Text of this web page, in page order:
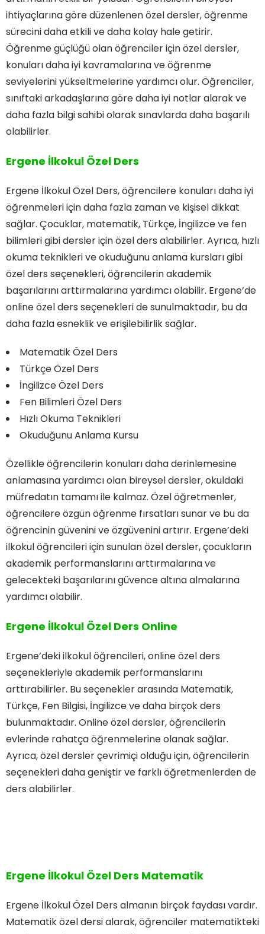
ihtiyaçlarına göre düzenlenen özel dersler, öğrenme
sürecini daha etkili ve daha kolay hale getirir.
Öğrenme güçlüğü olan öğrenciler için özel dersler,
konuları daha iyi kavramalarına ve öğrenme
seviyelerini yükseltmelerine yardımcı olur. Öğrenciler,
sınıftaki arkadaşlarına göre daha iyi notlar alarak ve
daha fazla bilgi sahibi olarak sınavlarda daha başarılı
olabilirler.
Ergene İlkokul Özel Ders
Ergene İlkokul Özel Ders, öğrencilere konuları daha iyi
öğrenmeleri için daha fazla zaman ve kişisel dikkat
sağlar. Çocuklar, matematik, Türkçe, İngilizce ve fen
bilimleri gibi dersler için özel ders alabilirler. Ayrıca, hızlı
okuma teknikleri ve okuduğunu anlama kursları gibi
özel ders seçenekleri, öğrencilerin akademik
başarılarını arttırmalarına yardımcı olabilir. Ergene’de
online özel ders seçenekleri de sunulmaktadır, bu da
daha fazla esneklik ve erişilebilirlik sağlar.
Matematik Özel Ders
Türkçe Özel Ders
İngilizce Özel Ders
Fen Bilimleri Özel Ders
Hızlı Okuma Teknikleri
Okuduğunu Anlama Kursu
Özellikle öğrencilerin konuları daha derinlemesine
anlamasına yardımcı olan bireysel dersler, okuldaki
müfredatın tamamı ile kalmaz. Özel öğretmenler,
öğrencilere özgün öğrenme fırsatları sunar ve bu da
öğrencinin güvenini ve özgüvenini artırır. Ergene’deki
ilkokul öğrencileri için sunulan özel dersler, çocukların
akademik performanslarını arttırmalarına ve
gelecekteki başarılarını güvence altına almalarına
yardımcı olabilir.
Ergene İlkokul Özel Ders Online
Ergene’deki ilkokul öğrencileri, online özel ders
seçenekleriyle akademik performanslarını
arttırabilirler. Bu seçenekler arasında Matematik,
Türkçe, Fen Bilgisi, İngilizce ve daha birçok ders
bulunmaktadır. Online özel dersler, öğrencilerin
evlerinde rahatça öğrenmelerine olanak sağlar.
Ayrıca, özel dersler çevrimiçi olduğu için, öğrencilerin
seçenekleri daha geniştir ve farklı öğretmenlerden de
ders alabilirler.
Ergene İlkokul Özel Ders Matematik
Ergene İlkokul Özel Ders almanın birçok faydası vardır.
Matematik özel dersi alarak, öğrenciler matematikteki